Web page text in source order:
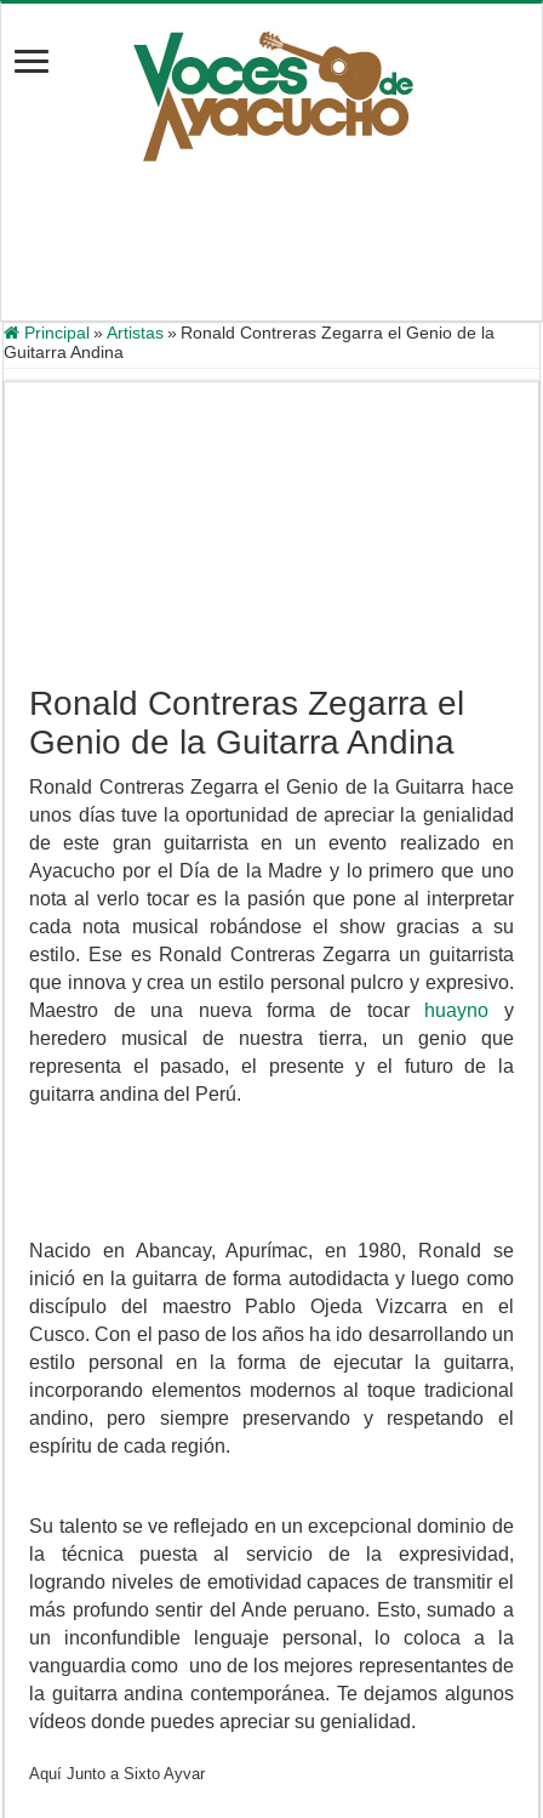
Principal » Artistas » Ronald Contreras Zegarra el Genio de la
Guitarra Andina
Ronald Contreras Zegarra el
Genio de la Guitarra Andina
Ronald Contreras Zegarra el Genio de la Guitarra hace
unos días tuve la oportunidad de apreciar la genialidad
de este gran guitarrista en un evento realizado en
Ayacucho por el Día de la Madre y lo primero que uno
nota al verlo tocar es la pasión que pone al interpretar
cada nota musical robándose el show gracias a su
estilo. Ese es Ronald Contreras Zegarra un guitarrista
que innova y crea un estilo personal pulcro y expresivo.
Maestro de una nueva forma de tocar huayno y
heredero musical de nuestra tierra, un genio que
representa el pasado, el presente y el futuro de la
guitarra andina del Perú.
Nacido en Abancay, Apurímac, en 1980, Ronald se
inició en la guitarra de forma autodidacta y luego como
discípulo del maestro Pablo Ojeda Vizcarra en el
Cusco. Con el paso de los años ha ido desarrollando un
estilo personal en la forma de ejecutar la guitarra,
incorporando elementos modernos al toque tradicional
andino, pero siempre preservando y respetando el
espíritu de cada región.
Su talento se ve reflejado en un excepcional dominio de
la técnica puesta al servicio de la expresividad,
logrando niveles de emotividad capaces de transmitir el
más profundo sentir del Ande peruano. Esto, sumado a
un inconfundible lenguaje personal, lo coloca a la
vanguardia como uno de los mejores representantes de
la guitarra andina contemporánea. Te dejamos algunos
vídeos donde puedes apreciar su genialidad.
Aquí Junto a Sixto Ayvar